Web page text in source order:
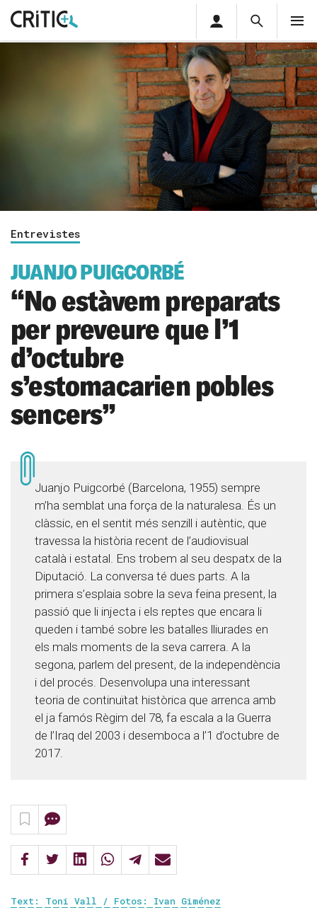
Cerca
Cerca
privada
Entrevistes
JUANJO PUIGCORBÉ
“No estàvem preparats
per preveure que l’1
d’octubre
s’estomacarien pobles
sencers”
Juanjo Puigcorbé (Barcelona, 1955) sempre
m’ha semblat una força de la naturalesa. És un
clàssic, en el sentit més senzill i autèntic, que
travessa la història recent de l’audiovisual
català i estatal. Ens trobem al seu despatx de la
Diputació. La conversa té dues parts. A la
primera s’esplaia sobre la seva feina present, la
passió que li injecta i els reptes que encara li
queden i també sobre les batalles lliurades en
els mals moments de la seva carrera. A la
segona, parlem del present, de la independència
i del procés. Desenvolupa una interessant
teoria de continuïtat històrica que arrenca amb
el ja famós Règim del 78, fa escala a la Guerra
de l’Iraq del 2003 i desemboca a l’1 d’octubre de
2017.
Text: Toni Vall / Fotos: Ivan Giménez